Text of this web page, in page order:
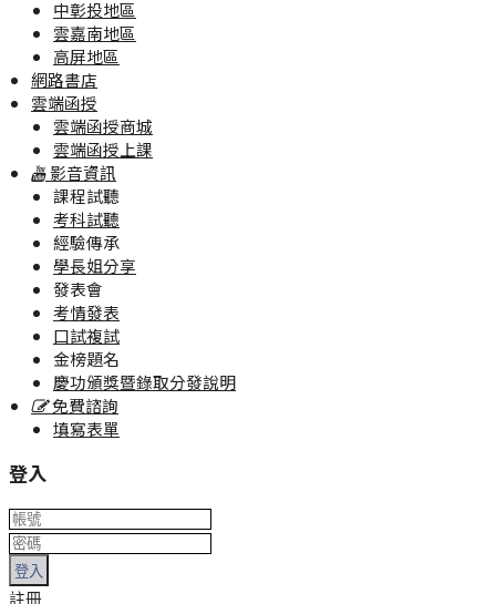
中彰投地區
雲嘉南地區
高屏地區
網路書店
雲端函授
雲端函授商城
雲端函授上課
影音資訊
課程試聽
考科試聽
經驗傳承
學長姐分享
發表會
考情發表
口試複試
金榜題名
慶功頒獎暨錄取分發說明
免費諮詢
填寫表單
登入
登入
註冊